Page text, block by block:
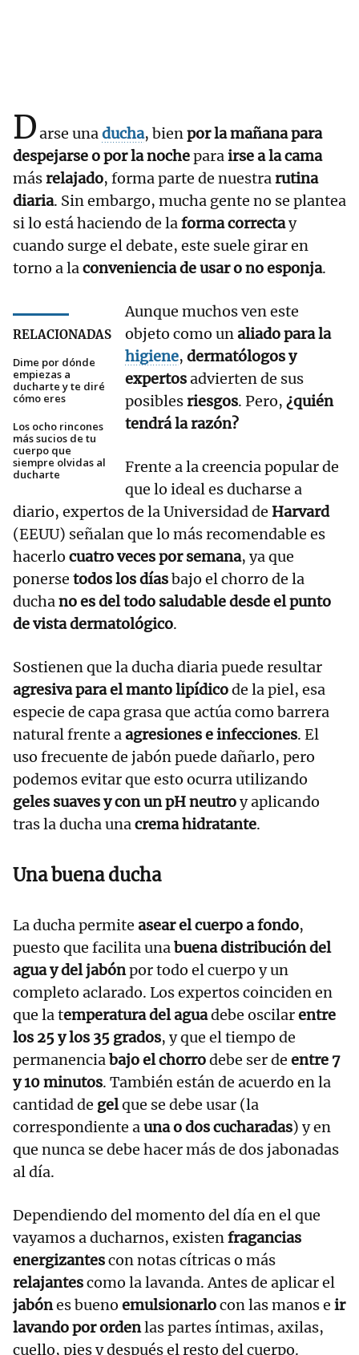
Darse unaducha, bienpor la mañana para
despejarse o por la nocheparairse a la cama
másrelajado, forma parte de nuestrarutina
diaria. Sin embargo, mucha gente no se plantea
si lo está haciendo de laforma correctay
cuando surge el debate, este suele girar en
torno a laconveniencia de usar o no esponja.
RELACIONADAS
Dime por dónde
empiezas a
ducharte y te diré
cómo eres
Los ocho rincones
más sucios de tu
cuerpo que
siempre olvidas al
ducharte
Aunque muchos ven este
objeto como unaliado para la
higiene, dermatólogos y
expertosadvierten de sus
posiblesriesgos. Pero, ¿quién
tendrá la razón?
Frente a la creencia popular de
que lo ideal es ducharse a
diario, expertos de la Universidad de Harvard
(EEUU) señalan que lo más recomendable es
hacerlo cuatro veces por semana, ya que
ponerse todos los díasbajo el chorro de la
duchano es del todo saludable desde el punto
de vista dermatológico.
Sostienen que la ducha diaria puede resultar
agresiva para el manto lipídicode la piel, esa
especie de capa grasa que actúa como barrera
natural frente aagresiones e infecciones. El
uso frecuente de jabón puede dañarlo, pero
podemos evitar que esto ocurra utilizando
geles suaves y con un pH neutroy aplicando
tras la ducha unacrema hidratante.
Una buena ducha
La ducha permite asear el cuerpo a fondo,
puesto que facilita unabuena distribución del
agua y del jabónpor todo el cuerpo y un
completo aclarado. Los expertos coinciden en
que la temperatura del aguadebe oscilarentre
los 25 y los 35 grados, y que el tiempo de
permanenciabajo el chorrodebe ser de entre 7
y 10 minutos. También están de acuerdo en la
cantidad de gelque se debe usar (la
correspondiente auna o dos cucharadas) y en
que nunca se debe hacer más de dos jabonadas
al día.
Dependiendo del momento del día en el que
vayamos a ducharnos, existenfragancias
energizantescon notas cítricas o más
relajantescomo la lavanda. Antes de aplicar el
jabónes bueno emulsionarlocon las manos e ir
lavando por ordenlas partes íntimas, axilas,
cuello, pies y después el resto del cuerpo.